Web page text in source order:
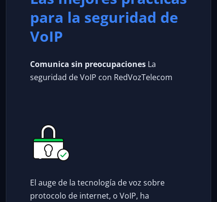
para la seguridad de
VoIP
Comunica sin preocupaciones La
seguridad de VoIP con RedVozTelecom
El auge de la tecnología de voz sobre
protocolo de internet, o VoIP, ha